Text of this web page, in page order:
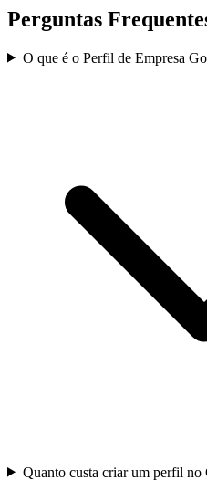
Perguntas
O que é o Perfil de Empresa
Quanto custa criar um perfil